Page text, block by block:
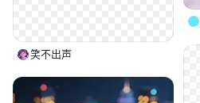
笑不出声